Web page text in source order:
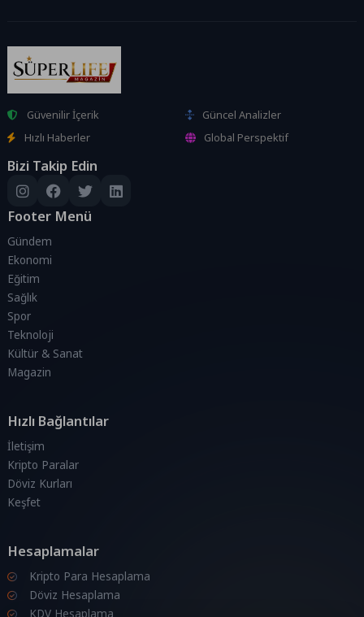
Güvenilir İçerik
Güncel Analizler
Hızlı Haberler
Global Perspektif
Bizi Takip Edin
Footer Menü
Gündem
Ekonomi
Eğitim
Sağlık
Spor
Teknoloji
Kültür & Sanat
Magazin
Hızlı Bağlantılar
İletişim
Kripto Paralar
Döviz Kurları
Keşfet
Hesaplamalar
Kripto Para Hesaplama
Döviz Hesaplama
KDV Hesaplama